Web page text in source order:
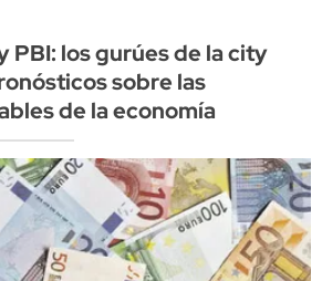
PBI: los gurúes de la city
sobre las
de la economía